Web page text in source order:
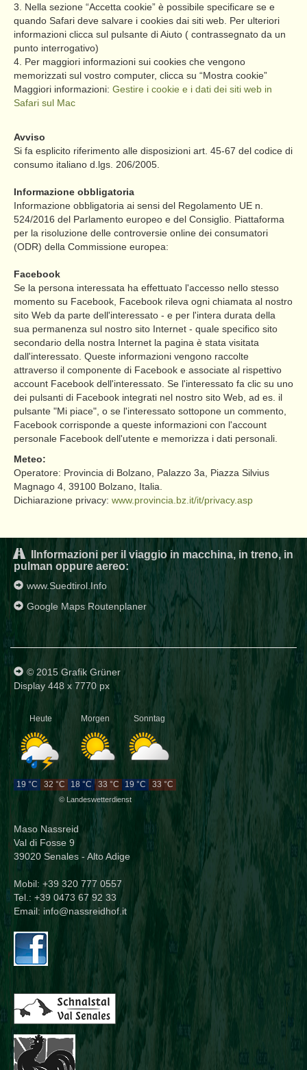
3. Nella sezione “Accetta cookie” è possibile specificare se e
quando Safari deve salvare i cookies dai siti web. Per ulteriori
informazioni clicca sul pulsante di Aiuto ( contrassegnato da un
punto interrogativo)
4. Per maggiori informazioni sui cookies che vengono
memorizzati sul vostro computer, clicca su “Mostra cookie”
Maggiori informazioni: Gestire i cookie e i dati dei siti web in
Safari sul Mac
Avviso
Si fa esplicito riferimento alle disposizioni art. 45-67 del codice di
consumo italiano d.lgs. 206/2005.
Informazione obbligatoria
Informazione obbligatoria ai sensi del Regolamento UE n.
524/2016 del Parlamento europeo e del Consiglio. Piattaforma
per la risoluzione delle controversie online dei consumatori
(ODR) della Commissione europea:
Facebook
Se la persona interessata ha effettuato l'accesso nello stesso
momento su Facebook, Facebook rileva ogni chiamata al nostro
sito Web da parte dell'interessato - e per l'intera durata della
sua permanenza sul nostro sito Internet - quale specifico sito
secondario della nostra Internet la pagina è stata visitata
dall'interessato. Queste informazioni vengono raccolte
attraverso il componente di Facebook e associate al rispettivo
account Facebook dell'interessato. Se l'interessato fa clic su uno
dei pulsanti di Facebook integrati nel nostro sito Web, ad es. il
pulsante "Mi piace", o se l'interessato sottopone un commento,
Facebook corrisponde a queste informazioni con l'account
personale Facebook dell'utente e memorizza i dati personali.
Meteo:
Operatore: Provincia di Bolzano, Palazzo 3a, Piazza Silvius
Magnago 4, 39100 Bolzano, Italia.
Dichiarazione privacy: www.provincia.bz.it/it/privacy.asp
IInformazioni per il viaggio in macchina, in treno, in
pulman oppure aereo:
www.Suedtirol.Info
Google Maps Routenplaner
© 2015 Grafik Grüner
Display 448 x 7770 px
Heute Morgen Sonntag
© Landeswetterdienst
19 °C 32 °C 18 °C 33 °C 19 °C 33 °C
Maso Nassreid
Val di Fosse 9
39020 Senales - Alto Adige
Mobil: +39 320 777 0557
Tel.: +39 0473 67 92 33
Email: info@nassreidhof.it